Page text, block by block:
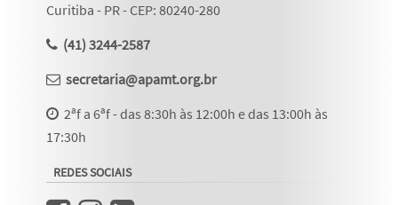
Curitiba - PR - CEP: 80240-280
(41) 3244-2587
secretaria@apamt.org.br
2ªf a 6ªf - das 8:30h às 12:00h e das 13:00h às
17:30h
REDES SOCIAIS